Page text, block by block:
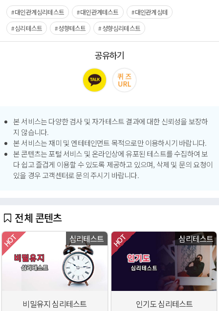
대인관계심리테스트 대인관계테스트
대인관계심테
심리테스트
성향테스트 성향심리테스트
공유하기
본 서비스는 다양한 검사 및 자가테스트 결과에 대한 신뢰성을 보장하
지 않습니다.
본 서비스는 재미 및 엔테테인먼트 목적으로만 이용하시기 바랍니다.
본 콘텐츠는 포털 서비스 및 온라인상에 유포된 테스트를 수집하여 보
다 쉽고 즐겁게 이용할 수 있도록 제공하고 있으며, 삭제 및 문의 요청이
있을 경우 고객센터로 문의 주시기 바랍니다.
전체 콘텐츠
심리테스트
비밀유지 심리테스트
심리테스트
인기도 심리테스트